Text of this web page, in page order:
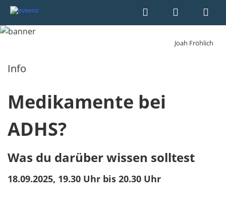
Joah Fröhlich
Info
Medikamente bei
ADHS?
Was du darüber wissen solltest
18.09.2025, 19.30 Uhr bis 20.30 Uhr